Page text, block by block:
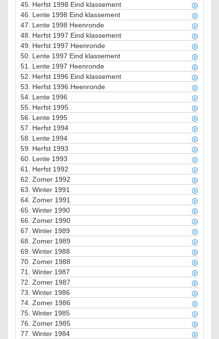
45. Herfst 1998 Eind klassement
46. Lente 1998 Eind klassement
47. Lente 1998 Heenronde
48. Herfst 1997 Eind klassement
49. Herfst 1997 Heenronde
50. Lente 1997 Eind klassement
51. Lente 1997 Heenronde
52. Herfst 1996 Eind klassement
53. Herfst 1996 Heenronde
54. Lente 1996
55. Herfst 1995
56. Lente 1995
57. Herfst 1994
58. Lente 1994
59. Herfst 1993
60. Lente 1993
61. Herfst 1992
62. Zomer 1992
63. Winter 1991
64. Zomer 1991
65. Winter 1990
66. Zomer 1990
67. Winter 1989
68. Zomer 1989
69. Winter 1988
70. Zomer 1988
71. Winter 1987
72. Zomer 1987
73. Winter 1986
74. Zomer 1986
75. Winter 1985
76. Zomer 1985
77. Winter 1984